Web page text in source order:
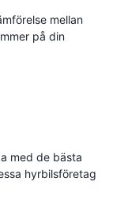
mellan
på din
med de bästa
hyrbilsföretag